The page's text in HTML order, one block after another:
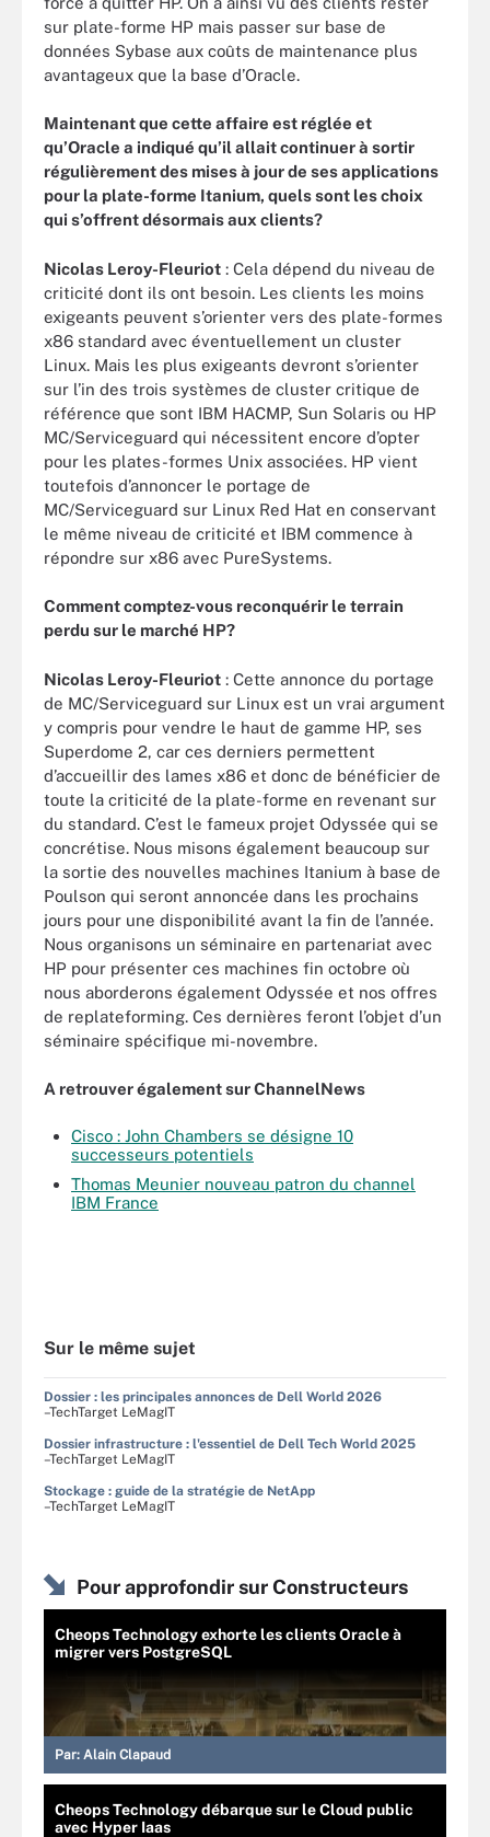
sur plate-forme HP mais passer sur base de
données Sybase aux coûts de maintenance plus
avantageux que la base d’Oracle.
Maintenant que cette affaire est réglée et
qu’Oracle a indiqué qu’il allait continuer à sortir
régulièrement des mises à jour de ses applications
pour la plate-forme Itanium, quels sont les choix
qui s’offrent désormais aux clients?
Nicolas Leroy-Fleuriot : Cela dépend du niveau de
criticité dont ils ont besoin. Les clients les moins
exigeants peuvent s’orienter vers des plate-formes
x86 standard avec éventuellement un cluster
Linux. Mais les plus exigeants devront s’orienter
sur l’in des trois systèmes de cluster critique de
référence que sont IBM HACMP, Sun Solaris ou HP
MC/Serviceguard qui nécessitent encore d’opter
pour les plates-formes Unix associées. HP vient
toutefois d’annoncer le portage de
MC/Serviceguard sur Linux Red Hat en conservant
le même niveau de criticité et IBM commence à
répondre sur x86 avec PureSystems.
Comment comptez-vous reconquérir le terrain
perdu sur le marché HP?
Nicolas Leroy-Fleuriot : Cette annonce du portage
de MC/Serviceguard sur Linux est un vrai argument
y compris pour vendre le haut de gamme HP, ses
Superdome 2, car ces derniers permettent
d’accueillir des lames x86 et donc de bénéficier de
toute la criticité de la plate-forme en revenant sur
du standard. C’est le fameux projet Odyssée qui se
concrétise. Nous misons également beaucoup sur
la sortie des nouvelles machines Itanium à base de
Poulson qui seront annoncée dans les prochains
jours pour une disponibilité avant la fin de l’année.
Nous organisons un séminaire en partenariat avec
HP pour présenter ces machines fin octobre où
nous aborderons également Odyssée et nos offres
de replateforming. Ces dernières feront l’objet d’un
séminaire spécifique mi-novembre.
A retrouver également sur ChannelNews
Cisco : John Chambers se désigne 10
successeurs potentiels
Thomas Meunier nouveau patron du channel
IBM France
Sur le même sujet
Dossier : les principales annonces de Dell World 2026
–TechTarget LeMagIT
Dossier infrastructure : l'essentiel de Dell Tech World 2025
–TechTarget LeMagIT
Stockage : guide de la stratégie de NetApp
–TechTarget LeMagIT
Pour approfondir sur Constructeurs
Cheops Technology exhorte les clients Oracle à
migrer vers PostgreSQL
Par: Alain Clapaud
Cheops Technology débarque sur le Cloud public
avec Hyper Iaas